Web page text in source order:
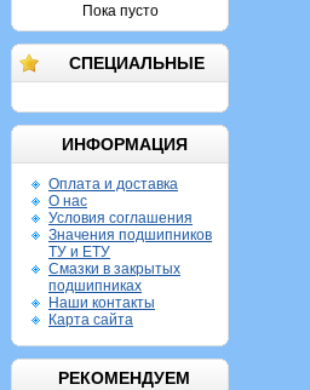
Пока пусто
СПЕЦИАЛЬНЫЕ
ИНФОРМАЦИЯ
Оплата и доставка
О нас
Условия соглашения
Значения подшипников
ТУ и ЕТУ
Смазки в закрытых
подшипниках
Наши контакты
Карта сайта
РЕКОМЕНДУЕМ